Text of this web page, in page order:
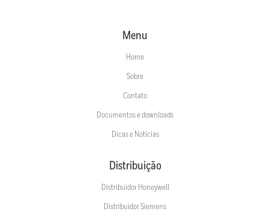
Menu
Home
Sobre
Contato
Documentos e downloads
Dicas e Notícias
Distribuição
Distribuidor Honeywell
Distribuidor Siemens